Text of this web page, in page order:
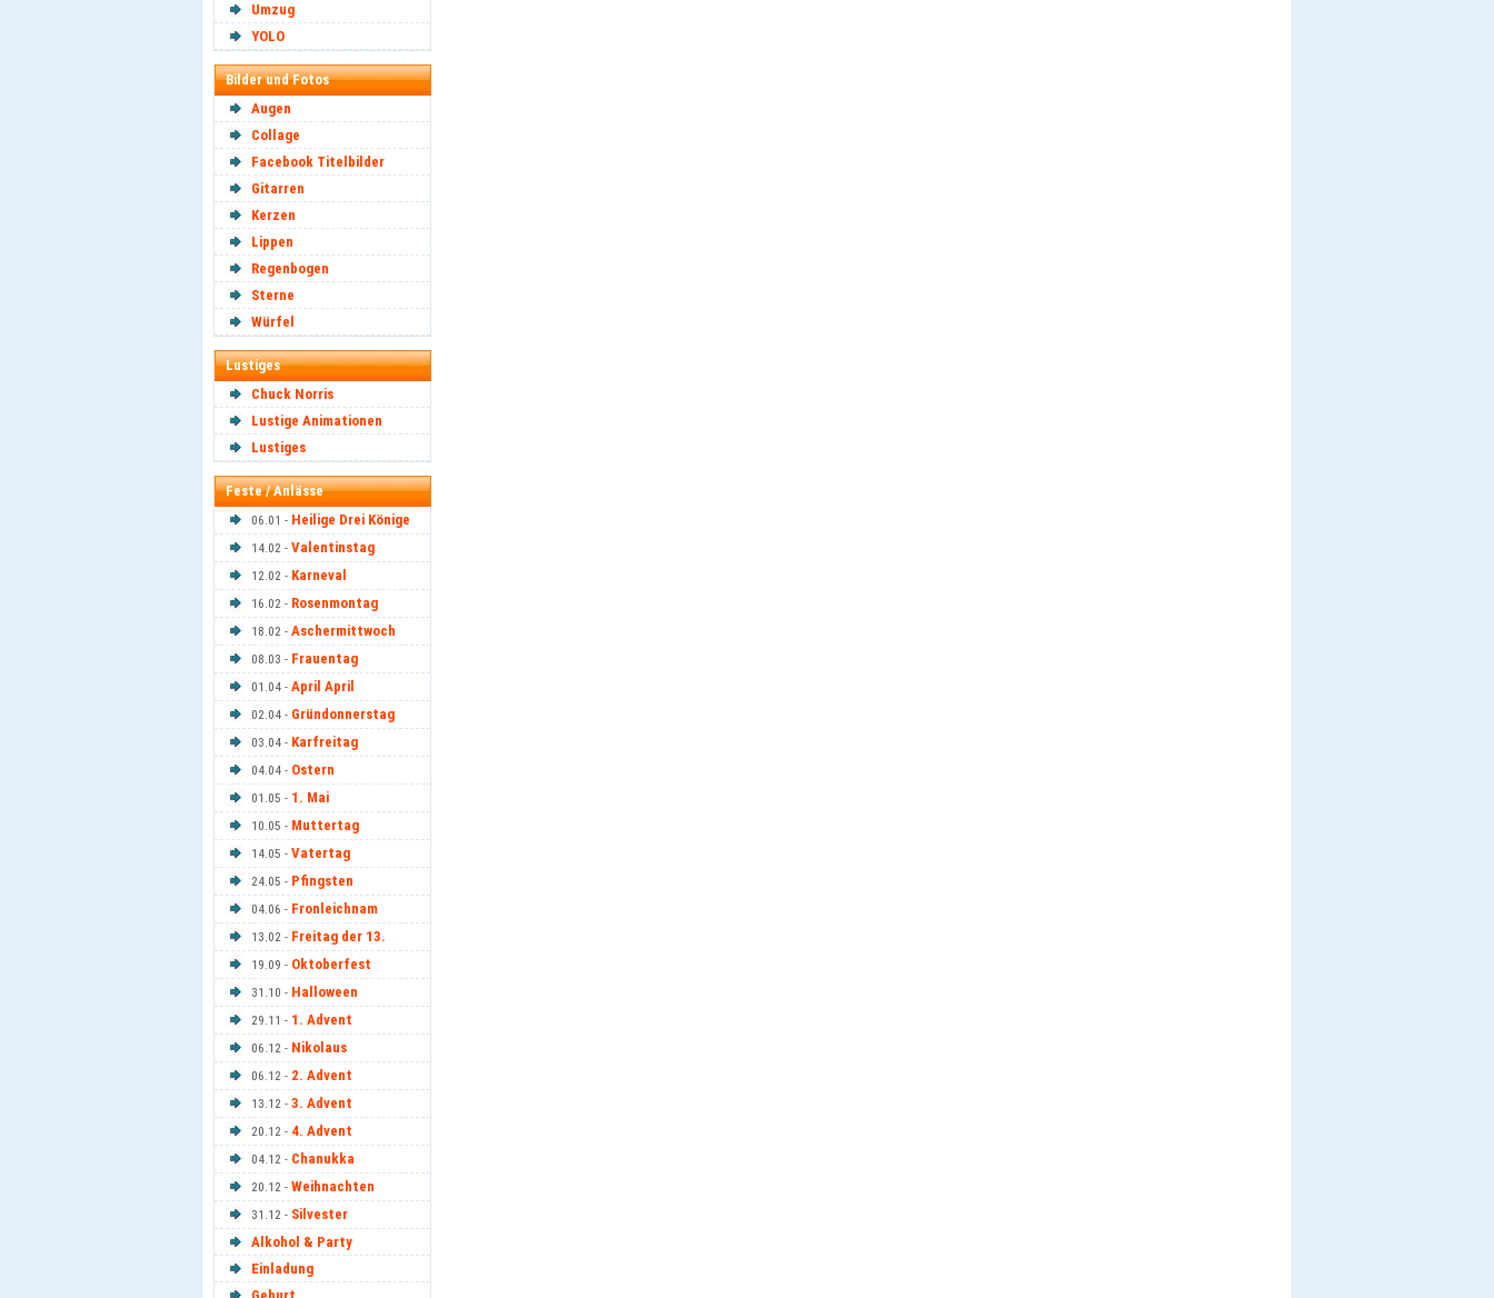
Umzug
YOLO
Bilder und Fotos
Augen
Collage
Facebook Titelbilder
Gitarren
Kerzen
Lippen
Regenbogen
Sterne
Würfel
Lustiges
Chuck Norris
Lustige Animationen
Lustiges
Feste / Anlässe
06.01 - Heilige Drei Könige
14.02 - Valentinstag
12.02 - Karneval
16.02 - Rosenmontag
18.02 - Aschermittwoch
08.03 - Frauentag
01.04 - April April
02.04 - Gründonnerstag
03.04 - Karfreitag
04.04 - Ostern
01.05 - 1. Mai
10.05 - Muttertag
14.05 - Vatertag
24.05 - Pfingsten
04.06 - Fronleichnam
13.02 - Freitag der 13.
19.09 - Oktoberfest
31.10 - Halloween
29.11 - 1. Advent
06.12 - Nikolaus
06.12 - 2. Advent
13.12 - 3. Advent
20.12 - 4. Advent
04.12 - Chanukka
20.12 - Weihnachten
31.12 - Silvester
Alkohol & Party
Einladung